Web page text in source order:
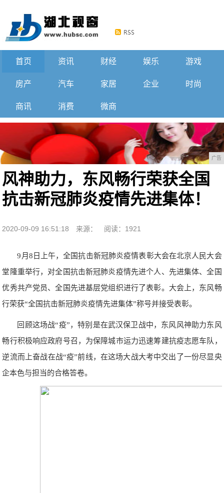
首页 资讯 财经 娱乐 游戏
房产 汽车 家居 企业 时尚
商讯 消费 微商
广告
风神助力，东风畅行荣获全国
抗击新冠肺炎疫情先进集体！
2020-09-09 16:51:18 来源： 阅读：1921
9月8日上午，全国抗击新冠肺炎疫情表彰大会在北京人民大会
堂隆重举行，对全国抗击新冠肺炎疫情先进个人、先进集体、全国
优秀共产党员、全国先进基层党组织进行了表彰。大会上，东风畅
行荣获“全国抗击新冠肺炎疫情先进集体”称号并接受表彰。
回顾这场战“疫”，特别是在武汉保卫战中，东风风神助力东风
畅行积极响应政府号召，为保障城市运力迅速筹建抗疫志愿车队，
逆流而上奋战在战“疫”前线，在这场大战大考中交出了一份尽显央
企本色与担当的合格答卷。